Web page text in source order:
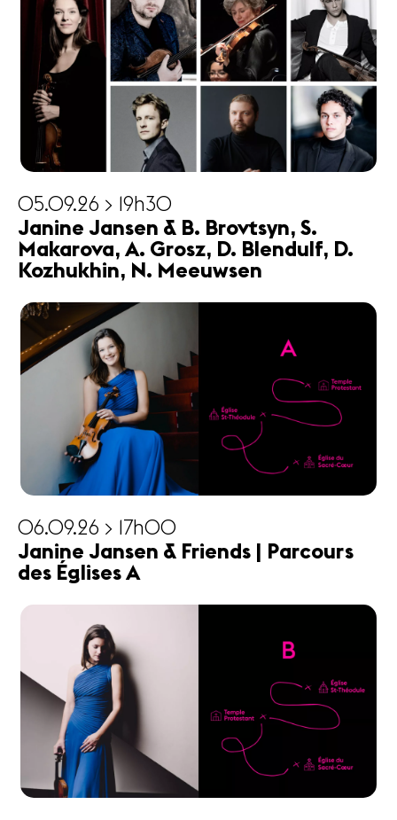
05.09.26 > 19h30
Janine Jansen & B. Brovtsyn, S.
Makarova, A. Grosz, D. Blendulf, D.
Kozhukhin, N. Meeuwsen
06.09.26 > 17h00
Janine Jansen & Friends | Parcours
des Églises A